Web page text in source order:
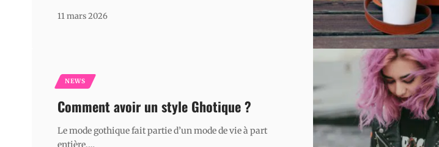
11 mars 2026
NEWS
Comment avoir un style Ghotique ?
Le mode gothique fait partie d’un mode de vie à part
entière,…